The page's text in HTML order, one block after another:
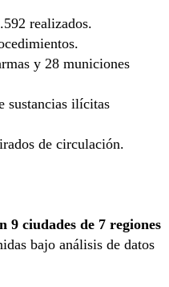
realizados.
y 28 municiones
sustancias ilícitas
de circulación.
9 ciudades de 7 regiones
bajo análisis de datos